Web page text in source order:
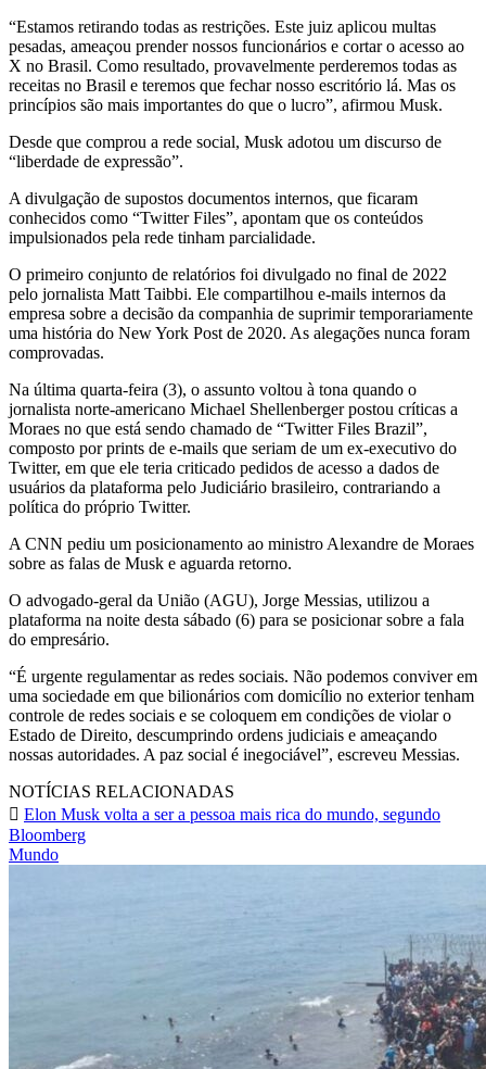
“Estamos retirando todas as restrições. Este juiz aplicou multas
pesadas, ameaçou prender nossos funcionários e cortar o acesso ao
X no Brasil. Como resultado, provavelmente perderemos todas as
receitas no Brasil e teremos que fechar nosso escritório lá. Mas os
princípios são mais importantes do que o lucro”, afirmou Musk.
Desde que comprou a rede social, Musk adotou um discurso de
“liberdade de expressão”.
A divulgação de supostos documentos internos, que ficaram
conhecidos como “Twitter Files”, apontam que os conteúdos
impulsionados pela rede tinham parcialidade.
O primeiro conjunto de relatórios foi divulgado no final de 2022
pelo jornalista Matt Taibbi. Ele compartilhou e-mails internos da
empresa sobre a decisão da companhia de suprimir temporariamente
uma história do New York Post de 2020. As alegações nunca foram
comprovadas.
Na última quarta-feira (3), o assunto voltou à tona quando o
jornalista norte-americano Michael Shellenberger postou críticas a
Moraes no que está sendo chamado de “Twitter Files Brazil”,
composto por prints de e-mails que seriam de um ex-executivo do
Twitter, em que ele teria criticado pedidos de acesso a dados de
usuários da plataforma pelo Judiciário brasileiro, contrariando a
política do próprio Twitter.
A CNN pediu um posicionamento ao ministro Alexandre de Moraes
sobre as falas de Musk e aguarda retorno.
O advogado-geral da União (AGU), Jorge Messias, utilizou a
plataforma na noite desta sábado (6) para se posicionar sobre a fala
do empresário.
“É urgente regulamentar as redes sociais. Não podemos conviver em
uma sociedade em que bilionários com domicílio no exterior tenham
controle de redes sociais e se coloquem em condições de violar o
Estado de Direito, descumprindo ordens judiciais e ameaçando
nossas autoridades. A paz social é inegociável”, escreveu Messias.
NOTÍCIAS RELACIONADAS
Elon Musk volta a ser a pessoa mais rica do mundo, segundo
Bloomberg
Mundo